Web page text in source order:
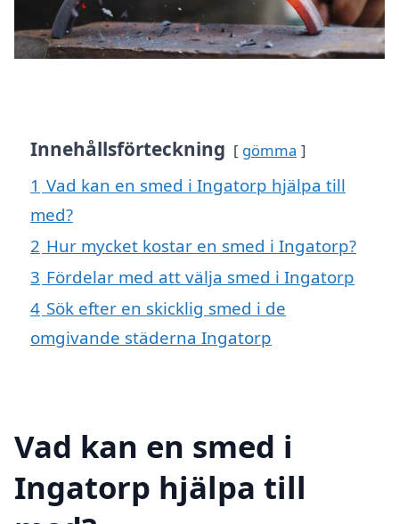
Innehållsförteckning gömma
1 Vad kan en smed i Ingatorp hjälpa till
med?
2 Hur mycket kostar en smed i Ingatorp?
3 Fördelar med att välja smed i Ingatorp
4 Sök efter en skicklig smed i de
omgivande städerna Ingatorp
Vad kan en smed i
Ingatorp hjälpa till